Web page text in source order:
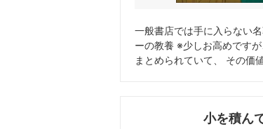
一般書店では手に入らない
ーの教養 ※少しお高めです
まとめられていて、 その価
小を積ん